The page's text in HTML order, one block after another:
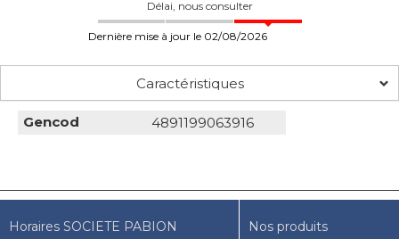
Délai, nous consulter
Dernière mise à jour le 02/08/2026
Caractéristiques
Gencod 4891199063916
Horaires SOCIETE PABION
Nos produits